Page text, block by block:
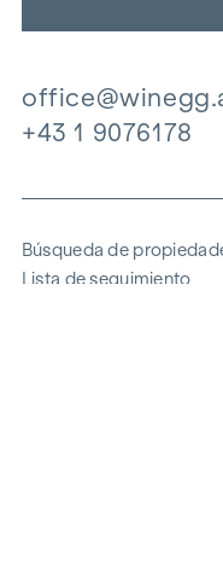
+43 1 9076178
Búsqueda de
Lista de seguimiento